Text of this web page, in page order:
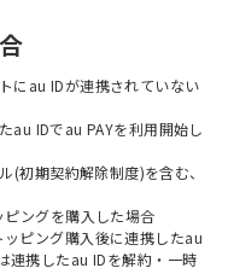
にau IDが連携されていない
au IDでau PAYを利用開始し
(初期契約解除制度)を含む、
ングを購入した場合
ピング購入後に連携したau
連携したau IDを解約・一時